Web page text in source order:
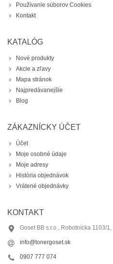
Používanie súborov Cookies
Kontakt
KATALÓG
Nové produkty
Akcie a zľavy
Mapa stránok
Najpredávanejšie
Blog
ZÁKAZNÍCKY ÚČET
Účet
Moje osobné údaje
Moje adresy
História objednávok
Vrátené objednávky
KONTAKT
Goset BB s.r.o., Robotnícka 1103/
info@tonergoset.sk
0907 777 074